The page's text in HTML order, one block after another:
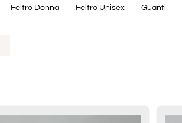
Feltro Donna Feltro Unisex Guanti